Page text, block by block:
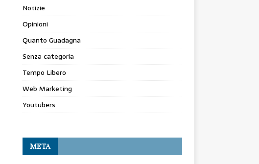
Notizie
Opinioni
Quanto Guadagna
Senza categoria
Tempo Libero
Web Marketing
Youtubers
META